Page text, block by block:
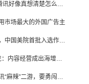
推出多款“神人”游戏后，腾讯好像真想清楚怎么做二次元了
市场最大的外国广告主
腾讯游戏百万奖学金落地，中国美院首批入选作品获业内关注
2026 TikTok游戏出海沙龙：内容经营成出海增长新引擎
百人团队、研发三年：腾讯“麻辣”二游，要勇闯男性恋爱市场